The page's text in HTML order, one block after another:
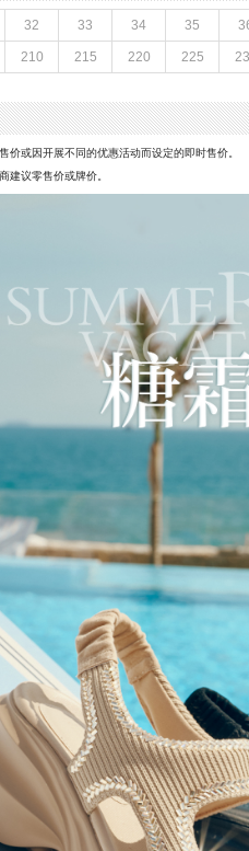
出底
物
：凉鞋
32 33 34 35
210 215 220 225
价或因开展不同的优惠活动而设定的即时售价。
建议零售价或牌价。